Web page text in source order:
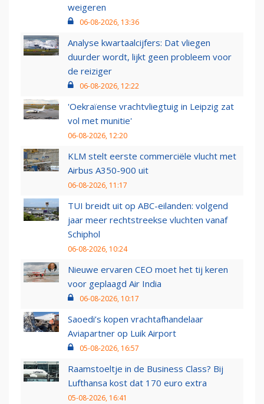
weigeren
06-08-2026, 13:36
Analyse kwartaalcijfers: Dat vliegen
duurder wordt, lijkt geen probleem voor
de reiziger
06-08-2026, 12:22
'Oekraïense vrachtvliegtuig in Leipzig zat
vol met munitie'
06-08-2026, 12:20
KLM stelt eerste commerciële vlucht met
Airbus A350-900 uit
06-08-2026, 11:17
TUI breidt uit op ABC-eilanden: volgend
jaar meer rechtstreekse vluchten vanaf
Schiphol
06-08-2026, 10:24
Nieuwe ervaren CEO moet het tij keren
voor geplaagd Air India
06-08-2026, 10:17
Saoedi’s kopen vrachtafhandelaar
Aviapartner op Luik Airport
05-08-2026, 16:57
Raamstoeltje in de Business Class? Bij
Lufthansa kost dat 170 euro extra
05-08-2026, 16:41